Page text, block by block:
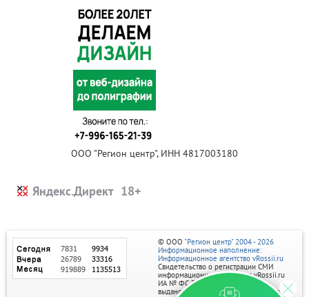
ООО "Регион центр", ИНН 4817003180
Яндекс.Директ
© ООО "Регион центр" 2004 - 2026
Информационное наполнение:
Информационное агентство vRossii.ru
Свидетельство о регистрации СМИ
информационного агентства vRossii.ru
ИА № ФС 77‑35502
выдано РОСКОМНАДЗОРом 04 марта